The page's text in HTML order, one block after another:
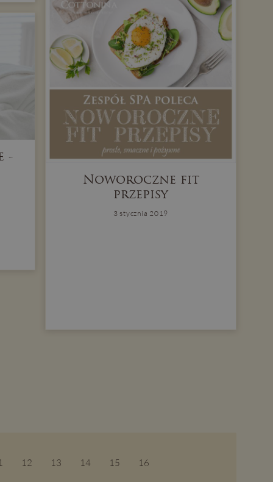
Noworoczne fit
przepisy
3 stycznia 2019
-
12 13 14 15 16